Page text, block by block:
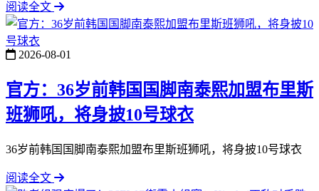
阅读全文
2026-08-01
官方：36岁前韩国国脚南泰熙加盟布里斯
班狮吼，将身披10号球衣
36岁前韩国国脚南泰熙加盟布里斯班狮吼，将身披10号球衣
阅读全文